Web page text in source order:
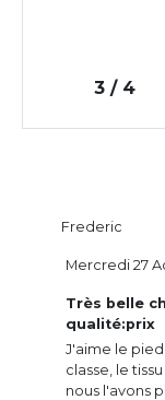
3 / 4
Frederic
Très belle
qualité:prix
J'aime le
classe, le
nous l'avons
Mercredi 27